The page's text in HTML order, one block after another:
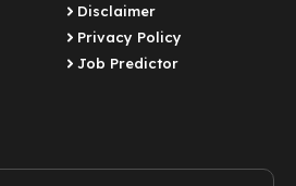
Disclaimer
Privacy Policy
Job Predictor